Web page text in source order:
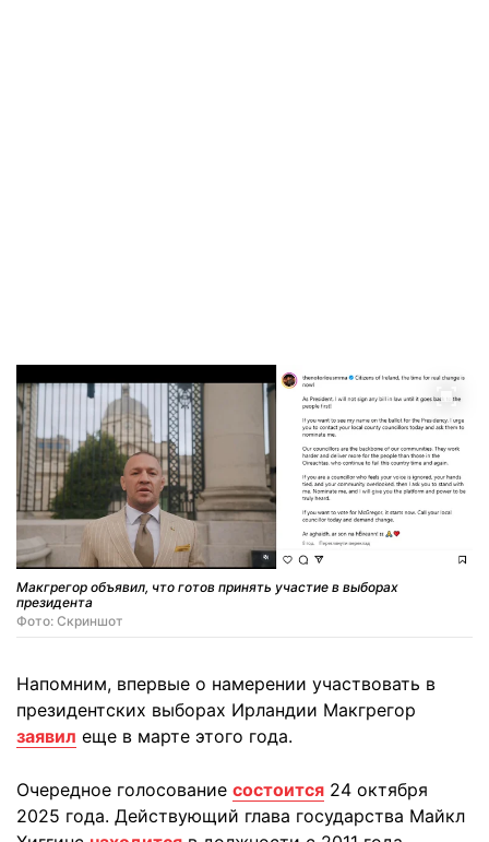
Макгрегор объявил, что готов принять участие в выборах
президента
Фото: Скриншот
Напомним, впервые о намерении участвовать в
президентских выборах Ирландии Макгрегор
заявил еще в марте этого года.
Очередное голосование состоится 24 октября
2025 года. Действующий глава государства Майкл